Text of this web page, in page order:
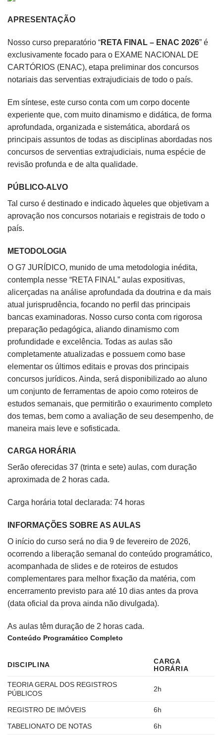
APRESENTAÇÃO
Nosso curso preparatório “RETA FINAL – ENAC 2026” é
exclusivamente focado para o EXAME NACIONAL DE
CARTÓRIOS (ENAC), etapa preliminar dos concursos
notariais das serventias extrajudiciais de todo o país.
Em síntese, este curso conta com um corpo docente
experiente que, com muito dinamismo e didática, de forma
aprofundada, organizada e sistemática, abordará os
principais assuntos de todas as disciplinas abordadas nos
concursos de serventias extrajudiciais, numa espécie de
revisão profunda e de alta qualidade.
PÚBLICO-ALVO
Tal curso é destinado e indicado àqueles que objetivam a
aprovação nos concursos notariais e registrais de todo o
país.
METODOLOGIA
O G7 JURÍDICO, munido de uma metodologia inédita,
contempla nesse “RETA FINAL” aulas expositivas,
alicerçadas na análise aprofundada da doutrina e da mais
atual jurisprudência, focando no perfil das principais
bancas examinadoras. Nosso curso conta com rigorosa
preparação pedagógica, aliando dinamismo com
profundidade e excelência. Todas as aulas são
completamente atualizadas e possuem como base
elementar os últimos editais e provas dos principais
concursos jurídicos. Ainda, será disponibilizado ao aluno
um conjunto de ferramentas de apoio como roteiros de
estudos semanais, que permitirão o exaurimento completo
dos temas, bem como a avaliação de seu desempenho, de
maneira mais leve e sofisticada.
CARGA HORÁRIA
Serão oferecidas 37 (trinta e sete) aulas, com duração
aproximada de 2 horas cada.
Carga horária total declarada: 74 horas
INFORMAÇÕES SOBRE AS AULAS
O início do curso será no dia 9 de fevereiro de 2026,
ocorrendo a liberação semanal do conteúdo programático,
acompanhada de slides e de roteiros de estudos
complementares para melhor fixação da matéria, com
encerramento previsto para até 10 dias antes da prova
(data oficial da prova ainda não divulgada).
As aulas têm duração de 2 horas cada.
Conteúdo Programático Completo
DISCIPLINA
CARGA
HORÁRIA
TEORIA GERAL DOS REGISTROS
PÚBLICOS
2h
REGISTRO DE IMÓVEIS 6h
TABELIONATO DE NOTAS 6h